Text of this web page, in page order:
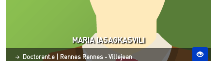
MARIA IASAGKASVILI
Statut
Doctorant.e | Site ESO
Rennes Rennes - Villejean